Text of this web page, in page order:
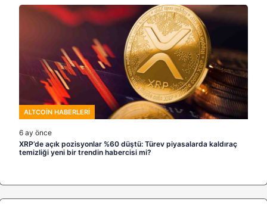
ALTCOIN HABERLERI
6 ay önce
XRP’de açık pozisyonlar %60 düştü: Türev piyasalarda kaldıraç
temizliği yeni bir trendin habercisi mi?